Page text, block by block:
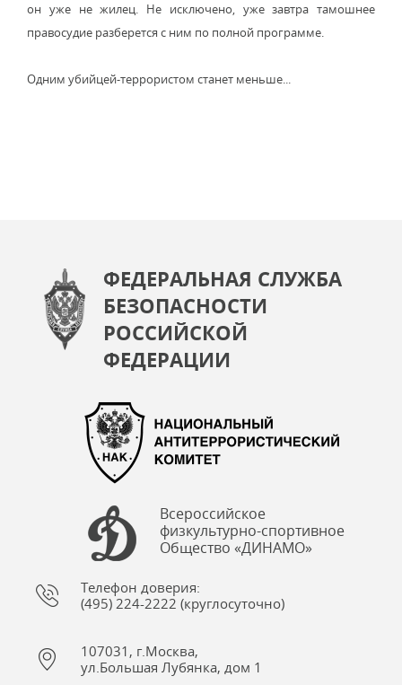
он уже не жилец. Не исключено, уже завтра тамошнее
правосудие разберется с ним по полной программе.
Одним убийцей-террористом станет меньше...
ФЕДЕРАЛЬНАЯ СЛУЖБА
БЕЗОПАСНОСТИ
РОССИЙСКОЙ
ФЕДЕРАЦИИ
Всероссийское
физкультурно-спортивное
Общество «ДИНАМО»
Телефон доверия:
(495) 224-2222 (круглосуточно)
107031, г.Москва,
ул.Большая Лубянка, дом 1